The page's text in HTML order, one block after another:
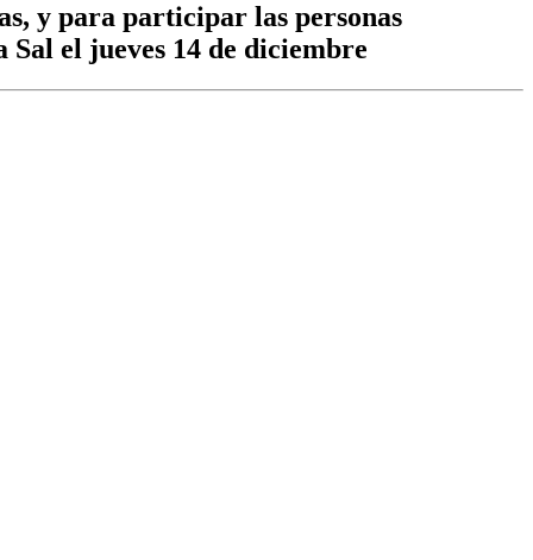
y para participar las personas
el jueves 14 de diciembre